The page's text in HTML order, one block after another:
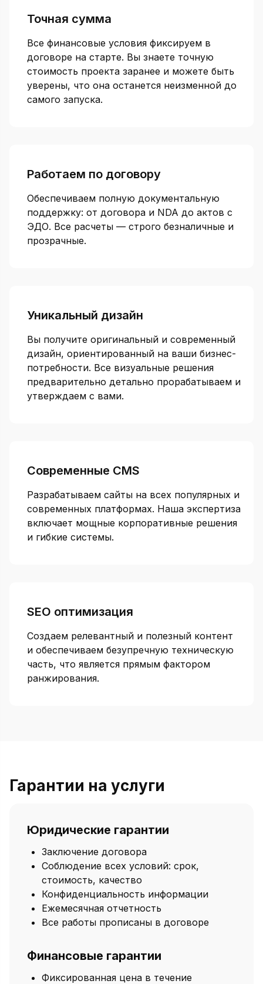
Точная сумма
Все финансовые условия фиксируем в
договоре на старте. Вы знаете точную
стоимость проекта заранее и можете быть
уверены, что она останется неизменной до
самого запуска.
Работаем по договору
Обеспечиваем полную документальную
поддержку: от договора и NDA до актов с
ЭДО. Все расчеты — строго безналичные и
прозрачные.
Уникальный дизайн
Вы получите оригинальный и современный
дизайн, ориентированный на ваши бизнес-
потребности. Все визуальные решения
предварительно детально прорабатываем и
утверждаем с вами.
Современные CMS
Разрабатываем сайты на всех популярных и
современных платформах. Наша экспертиза
включает мощные корпоративные решения
и гибкие системы.
SEO оптимизация
Создаем релевантный и полезный контент
и обеспечиваем безупречную техническую
часть, что является прямым фактором
ранжирования.
Гарантии на услуги
Юридические гарантии
Заключение договора
Соблюдение всех условий: срок,
стоимость, качество
Конфиденциальность информации
Ежемесячная отчетность
Все работы прописаны в договоре
Финансовые гарантии
Фиксированная цена в течение